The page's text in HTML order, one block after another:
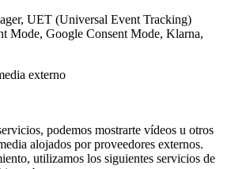
UET (Universal Event Tracking)
Mode, Google Consent Mode, Klarna,
externo
podemos mostrarte vídeos u otros
alojados por proveedores externos.
utilizamos los siguientes servicios de